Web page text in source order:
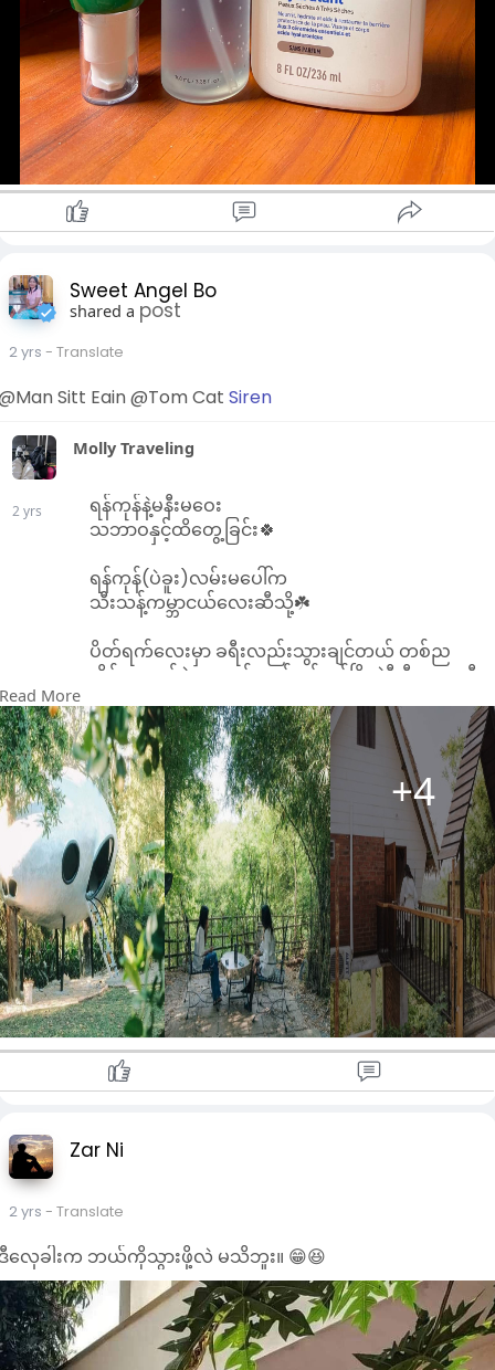
Sweet Angel Bo
shared a post
2 yrs - Translate
Sitt Eain @Tom CatSiren
Molly Traveling
2 yrs
ရန်ကုန်နဲ့မနီးမဝေး
သဘာဝနှင့်ထိတွေ့ခြင်း🍀
ရန်ကုန်(ပဲခူး)လမ်းမပေါ်က
သီးသန့်ကမ္ဘာငယ်လေးဆီသို့☘️
ပိတ်ရက်လေးမှာ ခရီးလည်းသွားချင်တယ် တစ်ည
အိပ်လောက်ပဲသွားချင်တယ် ရန်ကုန်မြို့နဲ့နီးနီးနားနားဒီ
``Breeze garden´´ လို့ခေါ်တဲ့ဒီနေရာလေးမှာ သဘာ
ဝ အလှတရားကိုကြိုက်နှစ်သက်တဲ့သူတွေ Trekking
ပြုလုပ်ရတာကြိုက်တဲ့သူတွေမိသားစုနဲ့အေးဆေးလာ
ချင်တဲ့သူတွေသူငယ်ချင်းတွေစုပြီးလာချင်တဲ့သူတွေ
အတွက်အရမ်းအဆင်ပြေတဲ့နေရာလေးတနေရာ🍀
🍀သစ်ပင်ဝါးရိပ်လေးတွေ သစ်ပင်စိမ်းစိမ်းစိုစို
တောအုပ်အုပ်ဆိုင်းဆိုင်းနဲ့ရှိတဲ့နေရာလေး
``Breeze Garden´´မှာ
အစကတည်းက Jungle Vibes လေးရယ် Trekking
& Camping Vibes လေးရယ် သူ့ဟာနဲ့သူမိုက်ပြီး
သားကိုမှ IG Spots အသစ်တွေပါ ထပ်ထည့်လိုက်
တော့ တနေရာတည်းမှာတင် ဘာမှထပ်မလိုတော့
အောင်အခုဆိုပြည့်စုံနေပြီဖြစ်တဲ့ Breeze Garden🍀
🏞️ပုံထဲကနေရာလေးတွေကတော့ ရောက်ဖူးပြီးသား
လူက သိလောက်ပေမယ့် အခုမှလာမယ့်လူတွေ
နဲ့ ခဏနားပြီး Reception အနောက်လေးဝင်သွားတာ
တန်ဆောင်တိုင် အမှီလေး ချစ်ကြည်နူးတစ်တီတူးဖို့
အကြံပြုချင်သလို၊ ပိတ်ရက်လေးတွေမှာလည်း
ခရီးသွားမယ်ဆိုတိုင်း ရန်ဖြစ်ကြတဲ့ ဘော်ဒါတွေစုပြီး
ရန်ကုန်နားပဲလာခဲ့လိုက်ကြပါတော့နော်😁
Read More
+4
Zar Ni
2 yrs - Translate
လှေခါးက ဘယ်ကိုသွားဖို့လဲ မသိဘူး။ 😁😆